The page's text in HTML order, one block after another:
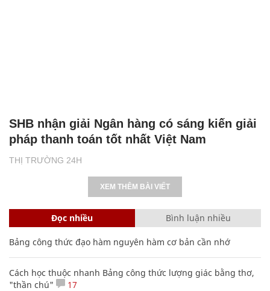
THỊ TRƯỜNG 24H
SHB nhận giải Ngân hàng có sáng kiến giải
pháp thanh toán tốt nhất Việt Nam
XEM THÊM BÀI VIẾT
Đọc nhiều Bình luận nhiều
Bảng công thức đạo hàm nguyên hàm cơ bản cần nhớ
Cách học thuộc nhanh Bảng công thức lượng giác bằng thơ,
"thần chú"
17